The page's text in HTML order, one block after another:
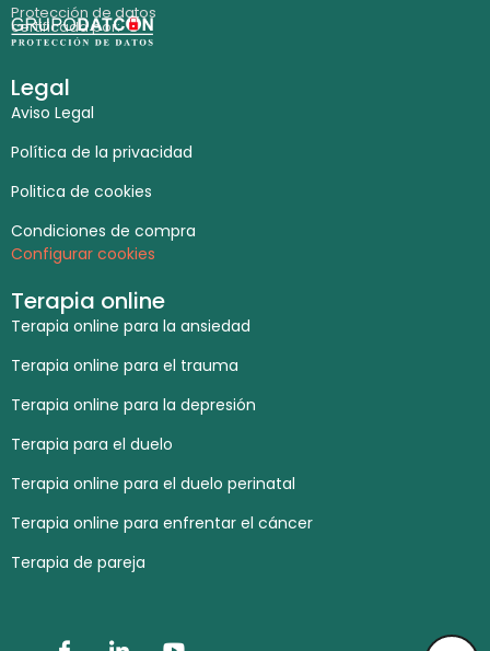
Protección de datos
certificada por:
Legal
Aviso Legal
Política de la privacidad
Politica de cookies
Condiciones de compra
Configurar cookies
Terapia online
Terapia online para la ansiedad
Terapia online para el trauma
Terapia online para la depresión
Terapia para el duelo
Terapia online para el duelo perinatal
Terapia online para enfrentar el cáncer
Terapia de pareja